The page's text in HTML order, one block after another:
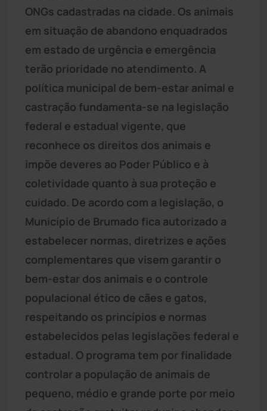
ONGs cadastradas na cidade. Os animais
em situação de abandono enquadrados
em estado de urgência e emergência
terão prioridade no atendimento. A
política municipal de bem-estar animal e
castração fundamenta-se na legislação
federal e estadual vigente, que
reconhece os direitos dos animais e
impõe deveres ao Poder Público e à
coletividade quanto à sua proteção e
cuidado. De acordo com a legislação, o
Município de Brumado fica autorizado a
estabelecer normas, diretrizes e ações
complementares que visem garantir o
bem-estar dos animais e o controle
populacional ético de cães e gatos,
respeitando os princípios e normas
estabelecidos pelas legislações federal e
estadual. O programa tem por finalidade
controlar a população de animais de
pequeno, médio e grande porte por meio